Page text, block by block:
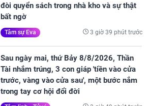
đòi quyển sách trong nhà kho và sự thật
bất ngờ
Tâm sự Eva 3 giờ 39 phút trước
Sau ngày mai, thứ Bảy 8/8/2026, Thần
Tài nhắm trúng, 3 con giáp 'tiền vào cửa
trước, vàng vào cửa sau', một bước nắm
trong tay cơ hội đổi đời